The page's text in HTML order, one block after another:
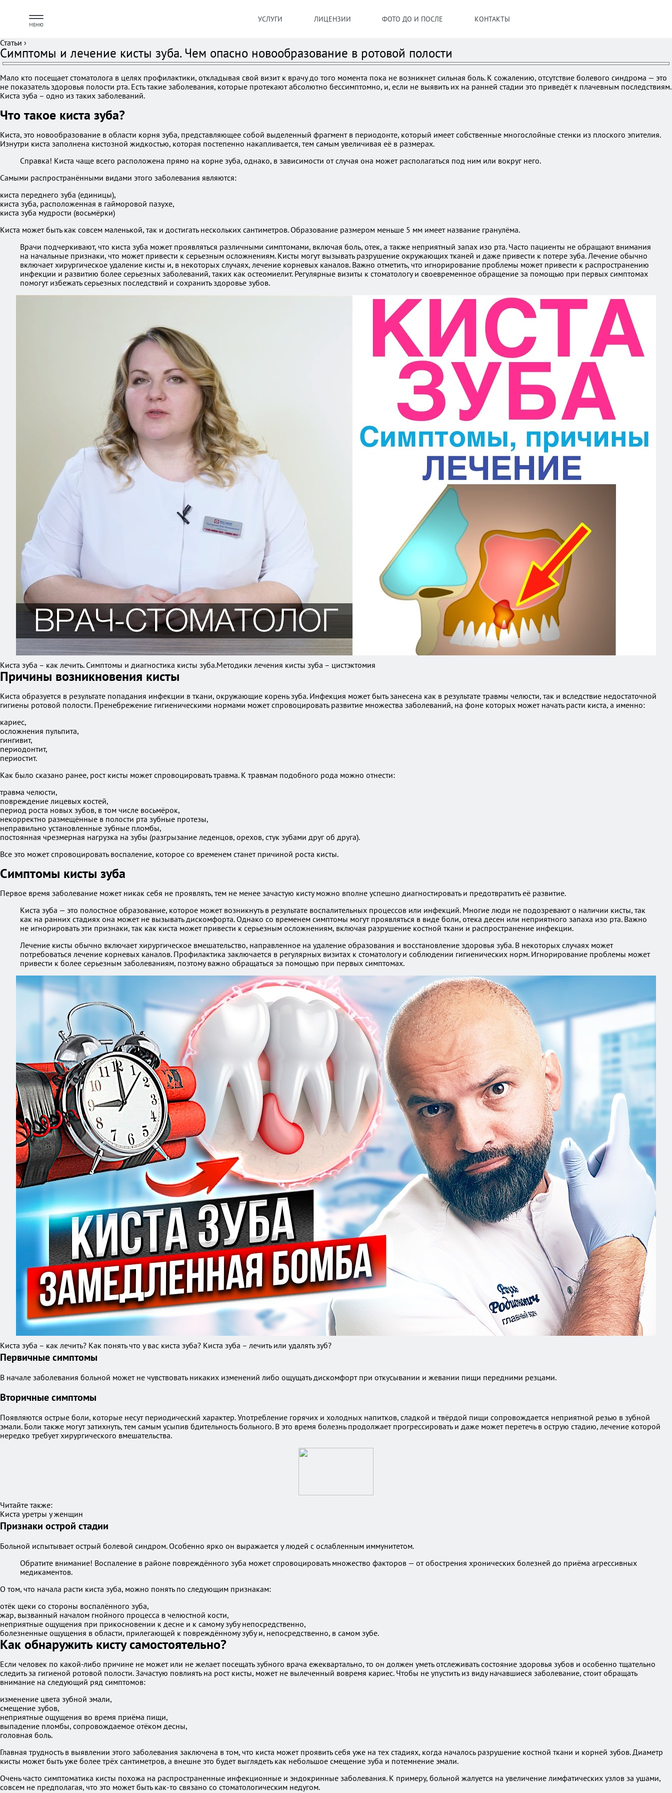
МЕНЮ
УСЛУГИ ЛИЦЕНЗИИ ФОТО ДО И ПОСЛЕ КОНТАКТЫ
Статьи ›
Симптомы и лечение кисты зуба. Чем опасно новообразование в ротовой полости
Мало кто посещает стоматолога в целях профилактики, откладывая свой визит к врачу до того момента пока не возникнет сильная боль. К сожалению, отсутствие болевого синдрома — это
не показатель здоровья полости рта. Есть такие заболевания, которые протекают абсолютно бессимптомно, и, если не выявить их на ранней стадии это приведёт к плачевным последствиям.
Киста зуба – одно из таких заболеваний.
Что такое киста зуба?
Киста, это новообразование в области корня зуба, представляющее собой выделенный фрагмент в периодонте, который имеет собственные многослойные стенки из плоского эпителия.
Изнутри киста заполнена кистозной жидкостью, которая постепенно накапливается, тем самым увеличивая её в размерах.
Справка! Киста чаще всего расположена прямо на корне зуба, однако, в зависимости от случая она может располагаться под ним или вокруг него.
Самыми распространёнными видами этого заболевания являются:
киста переднего зуба (единицы),
киста зуба, расположенная в гайморовой пазухе,
киста зуба мудрости (восьмёрки)
Киста может быть как совсем маленькой, так и достигать нескольких сантиметров. Образование размером меньше 5 мм имеет название гранулёма.
Врачи подчеркивают, что киста зуба может проявляться различными симптомами, включая боль, отек, а также неприятный запах изо рта. Часто пациенты не обращают внимания
на начальные признаки, что может привести к серьезным осложнениям. Кисты могут вызывать разрушение окружающих тканей и даже привести к потере зуба. Лечение обычно
включает хирургическое удаление кисты и, в некоторых случаях, лечение корневых каналов. Важно отметить, что игнорирование проблемы может привести к распространению
инфекции и развитию более серьезных заболеваний, таких как остеомиелит. Регулярные визиты к стоматологу и своевременное обращение за помощью при первых симптомах
помогут избежать серьезных последствий и сохранить здоровье зубов.
Киста зуба – как лечить. Симптомы и диагностика кисты зуба.Методики лечения кисты зуба – цистэктомия
Причины возникновения кисты
Киста образуется в результате попадания инфекции в ткани, окружающие корень зуба. Инфекция может быть занесена как в результате травмы челюсти, так и вследствие недостаточной
гигиены ротовой полости. Пренебрежение гигиеническими нормами может спровоцировать развитие множества заболеваний, на фоне которых может начать расти киста, а именно:
кариес,
осложнения пульпита,
гингивит,
периодонтит,
периостит.
Как было сказано ранее, рост кисты может спровоцировать травма. К травмам подобного рода можно отнести:
травма челюсти,
повреждение лицевых костей,
период роста новых зубов, в том числе восьмёрок,
некорректно размещённые в полости рта зубные протезы,
неправильно установленные зубные пломбы,
постоянная чрезмерная нагрузка на зубы (разгрызание леденцов, орехов, стук зубами друг об друга).
Все это может спровоцировать воспаление, которое со временем станет причиной роста кисты.
Симптомы кисты зуба
Первое время заболевание может никак себя не проявлять, тем не менее зачастую кисту можно вполне успешно диагностировать и предотвратить её развитие.
Киста зуба — это полостное образование, которое может возникнуть в результате воспалительных процессов или инфекций. Многие люди не подозревают о наличии кисты, так
как на ранних стадиях она может не вызывать дискомфорта. Однако со временем симптомы могут проявляться в виде боли, отека десен или неприятного запаха изо рта. Важно
не игнорировать эти признаки, так как киста может привести к серьезным осложнениям, включая разрушение костной ткани и распространение инфекции.
Лечение кисты обычно включает хирургическое вмешательство, направленное на удаление образования и восстановление здоровья зуба. В некоторых случаях может
потребоваться лечение корневых каналов. Профилактика заключается в регулярных визитах к стоматологу и соблюдении гигиенических норм. Игнорирование проблемы может
привести к более серьезным заболеваниям, поэтому важно обращаться за помощью при первых симптомах.
Киста зуба – как лечить? Как понять что у вас киста зуба? Киста зуба – лечить или удалять зуб?
Первичные симптомы
В начале заболевания больной может не чувствовать никаких изменений либо ощущать дискомфорт при откусывании и жевании пищи передними резцами.
Вторичные симптомы
Появляются острые боли, которые несут периодический характер. Употребление горячих и холодных напитков, сладкой и твёрдой пищи сопровождается неприятной резью в зубной
эмали. Боли также могут затихнуть, тем самым усыпив бдительность больного. В это время болезнь продолжает прогрессировать и даже может перетечь в острую стадию, лечение которой
нередко требует хирургического вмешательства.
Читайте также:
Киста уретры у женщин
Признаки острой стадии
Больной испытывает острый болевой синдром. Особенно ярко он выражается у людей с ослабленным иммунитетом.
Обратите внимание! Воспаление в районе повреждённого зуба может спровоцировать множество факторов — от обострения хронических болезней до приёма агрессивных
медикаментов.
О том, что начала расти киста зуба, можно понять по следующим признакам:
отёк щеки со стороны воспалённого зуба,
жар, вызванный началом гнойного процесса в челюстной кости,
неприятные ощущения при прикосновении к десне и к самому зубу непосредственно,
болезненные ощущения в области, прилегающей к повреждённому зубу и, непосредственно, в самом зубе.
Как обнаружить кисту самостоятельно?
Если человек по какой-либо причине не может или не желает посещать зубного врача ежеквартально, то он должен уметь отслеживать состояние здоровья зубов и особенно тщательно
следить за гигиеной ротовой полости. Зачастую повлиять на рост кисты, может не вылеченный вовремя кариес. Чтобы не упустить из виду начавшиеся заболевание, стоит обращать
внимание на следующий ряд симптомов:
изменение цвета зубной эмали,
смещение зубов,
неприятные ощущения во время приёма пищи,
выпадение пломбы, сопровождаемое отёком десны,
головная боль.
Главная трудность в выявлении этого заболевания заключена в том, что киста может проявить себя уже на тех стадиях, когда началось разрушение костной ткани и корней зубов. Диаметр
кисты может быть уже более трёх сантиметров, а внешне это будет выглядеть как небольшое смещение зуба и потемнение эмали.
Очень часто симптоматика кисты похожа на распространенные инфекционные и эндокринные заболевания. К примеру, больной жалуется на увеличение лимфатических узлов за ушами,
совсем не предполагая, что это может быть как-то связано со стоматологическим недугом.